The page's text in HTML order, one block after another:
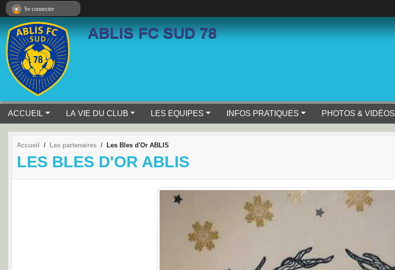
ABLIS FC SUD 78
ACCUEIL LA VIE DU CLUB LES EQUIPES INFOS PRATIQUES PHOTOS & VIDÉOS
Accueil Les partenaires Les Bles d'Or ABLIS
LES BLES D'OR ABLIS
Se connecter
Panneau de gestion des cookies